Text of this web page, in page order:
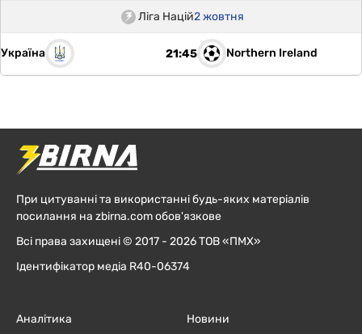
Ліга Націй2 жовтня
Україна 21:45 Northern Ireland
При цитуванні та використанні будь-яких матеріалів
посилання на zbirna.com обов'язкове
Всі права захищені © 2017 - 2026 ТОВ «ПМХ»
Ідентифікатор медіа R40-06374
Аналітика
Новини